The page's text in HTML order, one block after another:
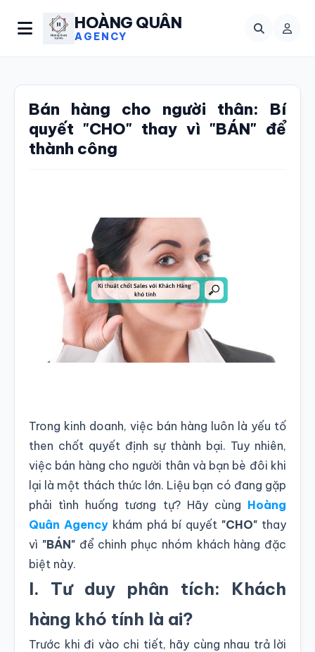
HOÀNG QUÂN
AGENCY
Bán hàng cho người thân: Bí
quyết "CHO" thay vì "BÁN" để
thành công
Trong kinh doanh, việc bán hàng luôn là yếu tố
then chốt quyết định sự thành bại. Tuy nhiên,
việc bán hàng cho người thân và bạn bè đôi khi
lại là một thách thức lớn. Liệu bạn có đang gặp
phải tình huống tương tự? Hãy cùng Hoàng
Quân Agency khám phá bí quyết "CHO" thay
vì "BÁN"để chinh phục nhóm khách hàng đặc
biệt này.
I. Tư duy phân tích: Khách
hàng khó tính là ai?
Trước khi đi vào chi tiết, hãy cùng nhau trả lời